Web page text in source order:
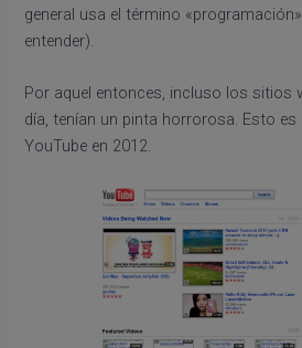
general usa el término
entender).
Por aquel entonces, incluso los sitios
día, tenían un pinta horrorosa. Esto
YouTube en 2012.